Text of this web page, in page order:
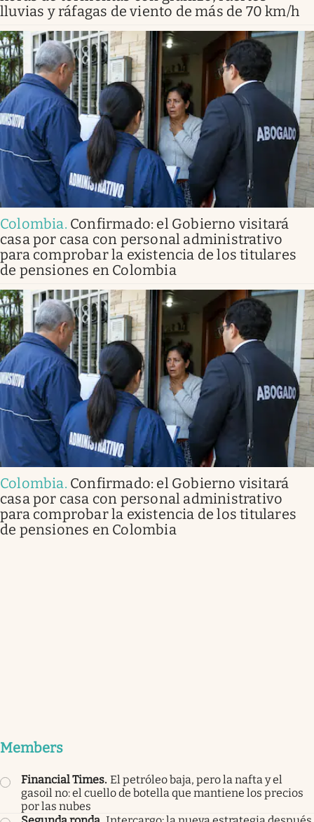
lluvias y ráfagas de viento de más de 70 km/h
Colombia. Confirmado: el Gobierno visitará
casa por casa con personal administrativo
para comprobar la existencia de los titulares
de pensiones en Colombia
Colombia. Confirmado: el Gobierno visitará
casa por casa con personal administrativo
para comprobar la existencia de los titulares
de pensiones en Colombia
Members
Financial Times. El petróleo baja, pero la nafta y el
gasoil no: el cuello de botella que mantiene los precios
por las nubes